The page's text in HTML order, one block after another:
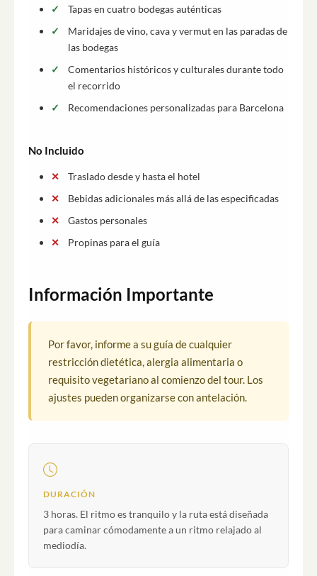
Tapas en cuatro bodegas auténticas
Maridajes de vino, cava y vermut en las paradas de
las bodegas
Comentarios históricos y culturales durante todo
el recorrido
Recomendaciones personalizadas para Barcelona
No Incluido
Traslado desde y hasta el hotel
Bebidas adicionales más allá de las especificadas
Gastos personales
Propinas para el guía
Información Importante
Por favor, informe a su guía de cualquier
restricción dietética, alergia alimentaria o
requisito vegetariano al comienzo del tour. Los
ajustes pueden organizarse con antelación.
DURACIÓN
3 horas. El ritmo es tranquilo y la ruta está diseñada
para caminar cómodamente a un ritmo relajado al
mediodía.